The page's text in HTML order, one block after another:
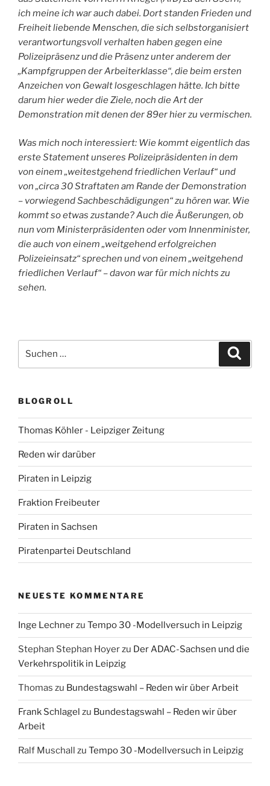
ich meine ich war auch dabei. Dort standen Frieden und
Freiheit liebende Menschen, die sich selbstorganisiert
verantwortungsvoll verhalten haben gegen eine
Polizeipräsenz und die Präsenz unter anderem der
„Kampfgruppen der Arbeiterklasse“, die beim ersten
Anzeichen von Gewalt losgeschlagen hätte. Ich bitte
darum hier weder die Ziele, noch die Art der
Demonstration mit denen der 89er hier zu vermischen.
Was mich noch interessiert: Wie kommt eigentlich das
erste Statement unseres Polizeipräsidenten in dem
von einem „weitestgehend friedlichen Verlauf“ und
von „circa 30 Straftaten am Rande der Demonstration
– vorwiegend Sachbeschädigungen“ zu hören war. Wie
kommt so etwas zustande? Auch die Äußerungen, ob
nun vom Ministerpräsidenten oder vom Innenminister,
die auch von einem „weitgehend erfolgreichen
Polizeieinsatz“ sprechen und von einem „weitgehend
friedlichen Verlauf“ – davon war für mich nichts zu
sehen.
nach:
BLOGROLL
Thomas Köhler - Leipziger Zeitung
Reden wir darüber
Piraten in Leipzig
Fraktion Freibeuter
Piraten in Sachsen
Piratenpartei Deutschland
NEUESTE KOMMENTARE
Inge Lechnerzu Tempo 30 -Modellversuch in Leipzig
Stephan Stephan Hoyerzu Der ADAC-Sachsen und die
Verkehrspolitik in Leipzig
Thomas zu Bundestagswahl – Reden wir über Arbeit
Frank Schlagel zu Bundestagswahl – Reden wir über
Arbeit
Ralf Muschall zu Tempo 30 -Modellversuch in Leipzig